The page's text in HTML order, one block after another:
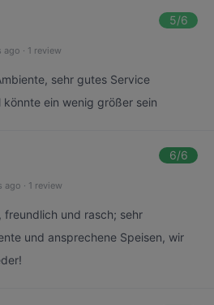
5/6
ago · 1 review
sehr gutes Service
könnte ein wenig größer sein
6/6
ago · 1 review
freundlich und rasch; sehr
und ansprechene Speisen, wir